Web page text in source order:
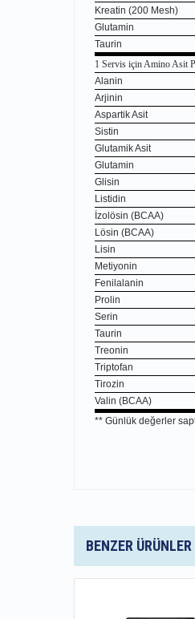
Kreatin (200 Mesh)
Glutamin
Taurin
1 Servis için Amino Asit
Alanin
Arjinin
Aspartik Asit
Sistin
Glutamik Asit
Glutamin
Glisin
Listidin
İzolösin (BCAA)
Lösin (BCAA)
Lisin
Metiyonin
Fenilalanin
Prolin
Serin
Taurin
Treonin
Triptofan
Tirozin
Valin (BCAA)
** Günlük değerler
BENZER ÜRÜNLER